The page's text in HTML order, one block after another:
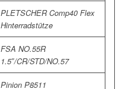
PLETSCHER Comp40 Flex
Hinterradstütze
FSA NO.55R
1.5″/CR/STD/NO.57
Pinion P8511